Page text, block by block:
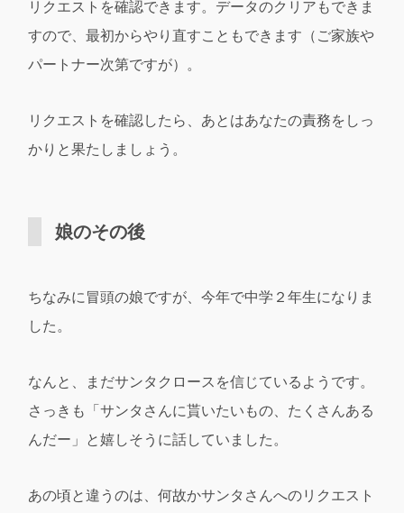
リクエストを確認できます。データのクリアもできま
すので、最初からやり直すこともできます（ご家族や
パートナー次第ですが）。
リクエストを確認したら、あとはあなたの責務をしっ
かりと果たしましょう。
娘のその後
ちなみに冒頭の娘ですが、今年で中学２年生になりま
した。
なんと、まだサンタクロースを信じているようです。
さっきも「サンタさんに貰いたいもの、たくさんある
んだー」と嬉しそうに話していました。
あの頃と違うのは、何故かサンタさんへのリクエスト